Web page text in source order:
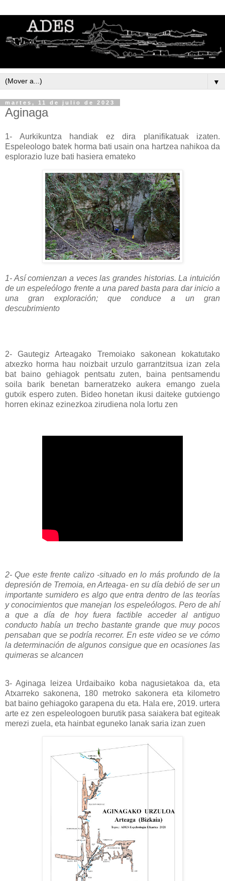
▼
martes, 11 de julio de 2023
Aginaga
1- Aurkikuntza handiak ez dira planifikatuak izaten.
Espeleologo batek horma bati usain ona hartzea nahikoa da
esplorazio luze bati hasiera emateko
1- Así comienzan a veces las grandes historias. La intuición
de un espeleólogo frente a una pared basta para dar inicio a
una gran exploración; que conduce a un gran
descubrimiento
2- Gautegiz Arteagako Tremoiako sakonean kokatutako
atxezko horma hau noizbait urzulo garrantzitsua izan zela
bat baino gehiagok pentsatu zuten, baina pentsamendu
soila barik benetan barneratzeko aukera emango zuela
gutxik espero zuten. Bideo honetan ikusi daiteke gutxiengo
horren ekinaz ezinezkoa zirudiena nola lortu zen
2- Que este frente calizo -situado en lo más profundo de la
depresión de Tremoia, en Arteaga- en su día debió de ser un
importante sumidero es algo que entra dentro de las teorías
y conocimientos que manejan los espeleólogos. Pero de ahí
a que a día de hoy fuera factible acceder al antiguo
conducto había un trecho bastante grande que muy pocos
pensaban que se podría recorrer. En este video se ve cómo
la determinación de algunos consigue que en ocasiones las
quimeras se alcancen
3- Aginaga leizea Urdaibaiko koba nagusietakoa da, eta
Atxarreko sakonena, 180 metroko sakonera eta kilometro
bat baino gehiagoko garapena du eta. Hala ere, 2019. urtera
arte ez zen espeleologoen burutik pasa saiakera bat egiteak
merezi zuela, eta hainbat eguneko lanak saria izan zuen